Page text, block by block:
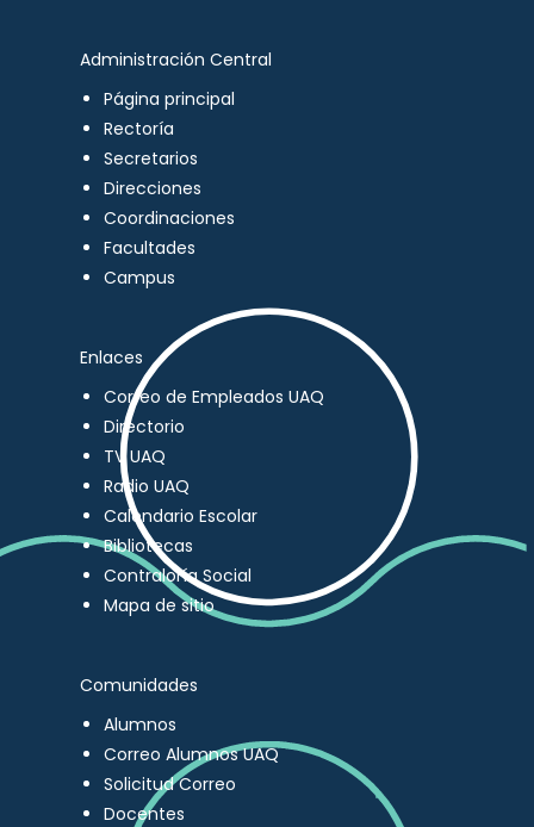
Administración Central
Página principal
Rectoría
Secretarios
Direcciones
Coordinaciones
Facultades
Campus
Enlaces
Correo de Empleados UAQ
Directorio
TV UAQ
Radio UAQ
Calendario Escolar
Bibliotecas
Contraloría Social
Mapa de sitio
Comunidades
Alumnos
Correo Alumnos UAQ
Solicitud Correo
Docentes